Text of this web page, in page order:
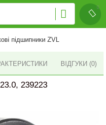
підшипники ZVL
ВІДГУКИ (0)
239223